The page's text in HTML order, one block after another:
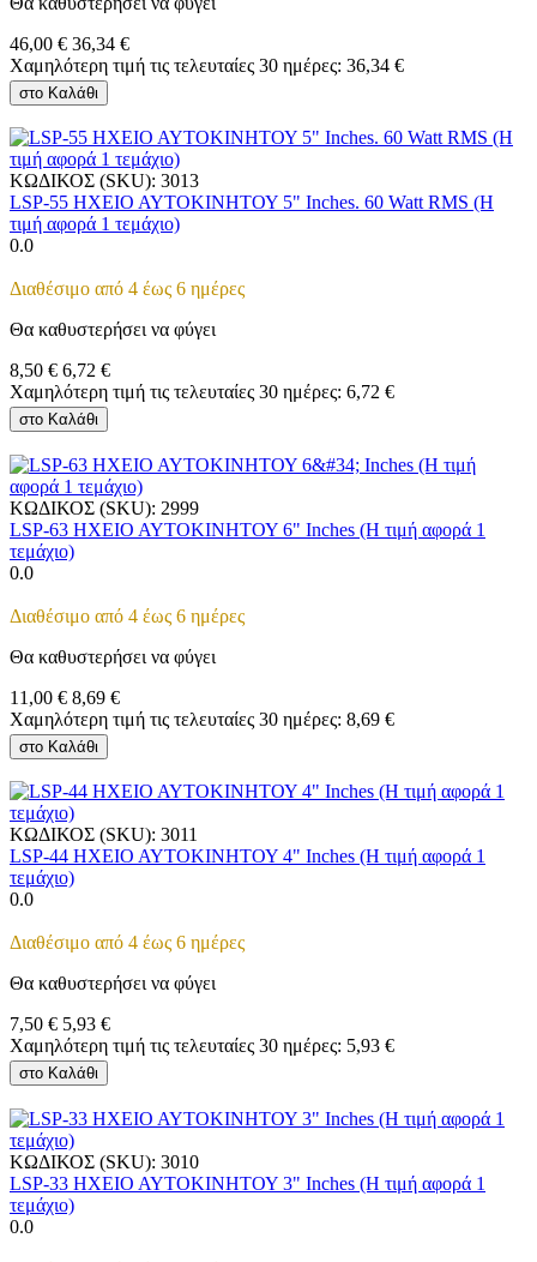
46,00 € 36,34 €
Χαμηλότερη τιμή τις τελευταίες 30 ημέρες: 36,34 €
στο Καλάθι
ΚΩΔΙΚΟΣ (SKU): 3013
LSP-55 ΗΧΕΙΟ ΑΥΤΟΚΙΝΗΤΟΥ 5" Inches. 60 Watt RMS (Η
τιμή αφορά 1 τεμάχιο)
0.0
Διαθέσιμο από 4 έως 6 ημέρες
Θα καθυστερήσει να φύγει
8,50 € 6,72 €
Χαμηλότερη τιμή τις τελευταίες 30 ημέρες: 6,72 €
στο Καλάθι
ΚΩΔΙΚΟΣ (SKU): 2999
LSP-63 ΗΧΕΙΟ ΑΥΤΟΚΙΝΗΤΟΥ 6" Inches (Η τιμή αφορά 1
τεμάχιο)
0.0
Διαθέσιμο από 4 έως 6 ημέρες
Θα καθυστερήσει να φύγει
11,00 € 8,69 €
Χαμηλότερη τιμή τις τελευταίες 30 ημέρες: 8,69 €
στο Καλάθι
ΚΩΔΙΚΟΣ (SKU): 3011
LSP-44 ΗΧΕΙΟ ΑΥΤΟΚΙΝΗΤΟΥ 4" Inches (Η τιμή αφορά 1
τεμάχιο)
0.0
Διαθέσιμο από 4 έως 6 ημέρες
Θα καθυστερήσει να φύγει
7,50 € 5,93 €
Χαμηλότερη τιμή τις τελευταίες 30 ημέρες: 5,93 €
στο Καλάθι
ΚΩΔΙΚΟΣ (SKU): 3010
LSP-33 ΗΧΕΙΟ ΑΥΤΟΚΙΝΗΤΟΥ 3" Inches (Η τιμή αφορά 1
τεμάχιο)
0.0